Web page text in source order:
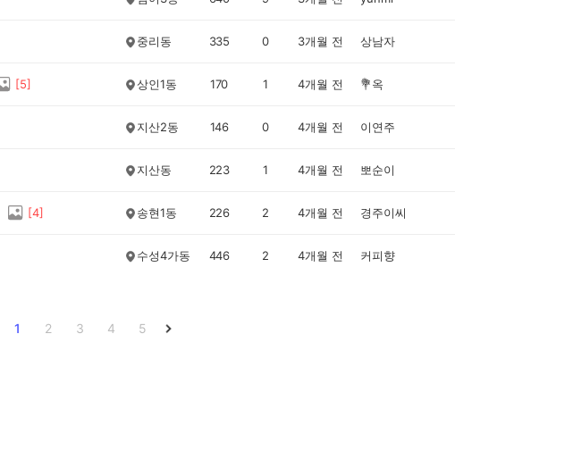
중리동 335 0 3개월 전 상남자
[5] 상인1동 170 1 4개월 전 💐옥
지산2동 146 0 4개월 전 이연주
지산동 223 1 4개월 전 뽀순이
[4] 송현1동 226 2 4개월 전 경주이씨
수성4가동 446 2 4개월 전 커피향
1 2 3 4 5